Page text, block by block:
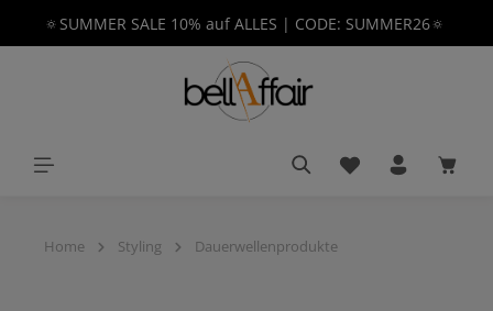
springen
🔅SUMMER SALE 10% auf ALLES | CODE: SUMMER26🔅
Du hast 0
Home Styling Dauerwellenprodukte